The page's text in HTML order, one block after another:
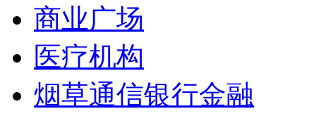
商业广场
医疗机构
烟草通信银行金融